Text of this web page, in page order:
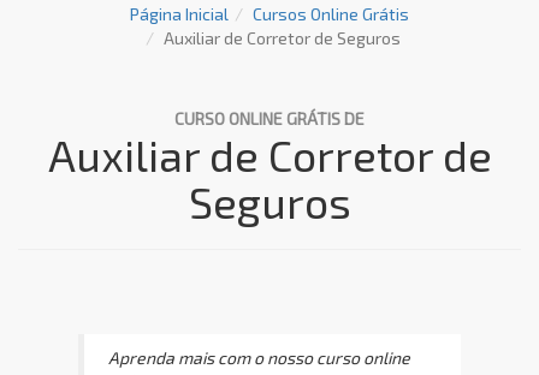
Página Inicial
Cursos Online Grátis
Auxiliar de Corretor de Seguros
CURSO ONLINE GRÁTIS DE
Auxiliar de Corretor de
Seguros
Aprenda mais com o nosso curso online